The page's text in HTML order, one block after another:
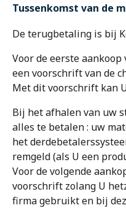
Tussenkomst van de
De terugbetaling is bij
Voor de eerste
een voorschrift van de
Met dit voorschrift kan
Bij het afhalen van uw
alles te betalen : uw
het
remgeld (als U een
Voor de volgende
voorschrift zolang U
firma gebruikt en bij